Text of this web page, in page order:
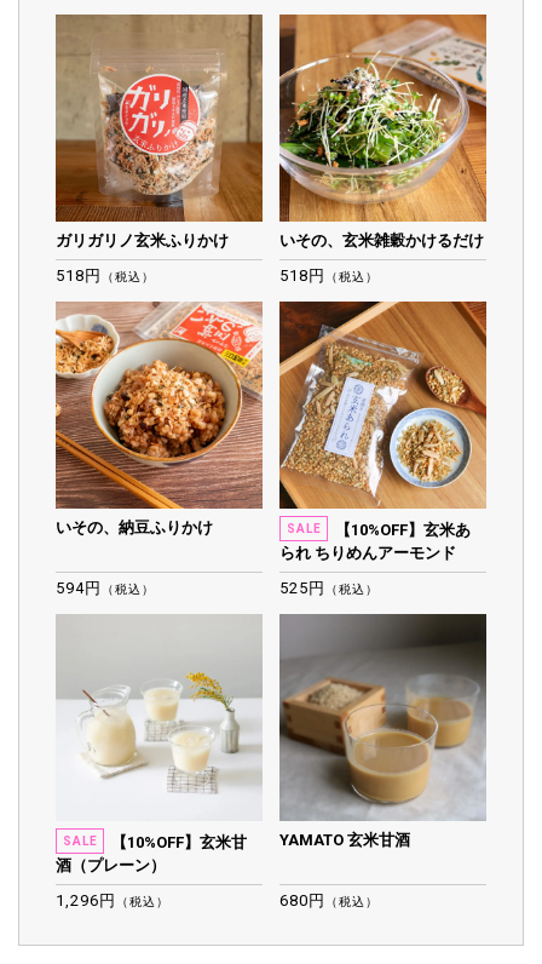
ガリガリノ玄米ふりかけ
518円
（税込）
いその、玄米雑穀かけるだけ
518円
（税込）
いその、納豆ふりかけ
594円 （税込）
SALE
【10%OFF】玄米あ
られ ちりめんアーモンド
525円
（税込）
SALE
【10%OFF】玄米甘
酒（プレーン）
1,296円
（税込）
YAMATO 玄米甘酒
680円 （税込）